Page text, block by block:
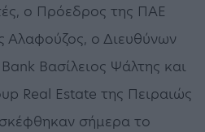
ο Πρόεδρος της ΠΑΕ
Αλαφούζος, ο Διευθύνων
Βασίλειος Ψάλτης και
Real Estate της Πειραιώς
σήμερα το